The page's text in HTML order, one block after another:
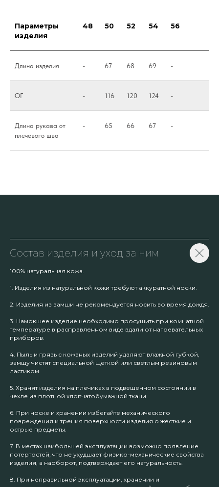
Параметры
изделия
48 50 52 54 56
Длина изделия - 67 68 69 -
ОГ - 116 120 124 -
Длина рукава от
плечевого шва
- 65 66 67 -
Состав изделия и уход за ним
100% натуральная кожа.
1. Изделия из натуральной кожи требуют аккуратной носки.
2. Изделия из замши не рекомендуется носить во время дождя.
3. Намокшее изделие необходимо просушить при комнатной
температуре в расправленном виде вдали от нагревательных
приборов.
4. Пыль и грязь с кожаных изделий удаляют влажной губкой,
замшу чистят специальной щеткой или светлым резиновым
ластиком.
5. Хранят изделия на плечиках в подвешенном состоянии в
чехле из плотной хлопчатобумажной ткани.
6. При носке и хранении избегайте механического
повреждения и трения поверхности изделия о жесткие и
острые предметы.
7. В местах наибольшей эксплуатации возможно появление
потертостей, что не ухудшает физико-механические свойства
изделия, а наоборот, подтверждает его натуральность.
8. При неправильной эксплуатации, хранении и